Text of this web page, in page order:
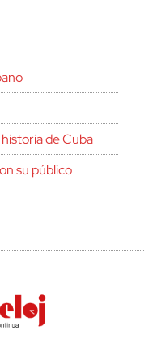
historia de Cuba
su público